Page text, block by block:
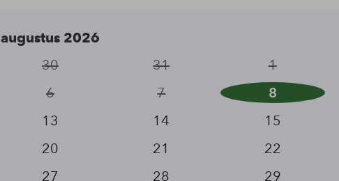
augustus 2026
30 31 1
6 7 8
13 14 15
20 21 22
27 28 29